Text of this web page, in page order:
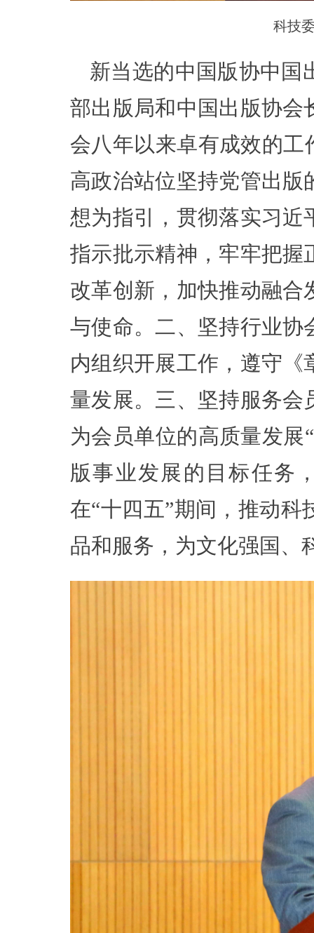
科技
新当选的中国版协中国
部出版局和中国出版协会
会八年以来卓有成效的工
高政治站位坚持党管出版
想为指引，贯彻落实习近
指示批示精神，牢牢把握
改革创新，加快推动融合
与使命。二、坚持行业协
内组织开展工作，遵守
量发展。三、坚持服务会
为会员单位的高质量发展
版事业发展的目标任务
在“十四五”期间，推动
品和服务，为文化强国、